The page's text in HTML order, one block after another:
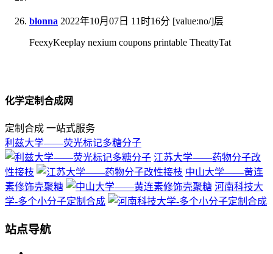
blonna 2022年10月07日 11时16分 [value:no/]层
FeexyKeeplay nexium coupons printable TheattyTat
化学定制合成网
定制合成 一站式服务
利兹大学——荧光标记多糖分子
江苏大学——药物分子改
性接枝
中山大学——黄连
素修饰壳聚糖
河南科技大
学-多个小分子定制合成
站点导航